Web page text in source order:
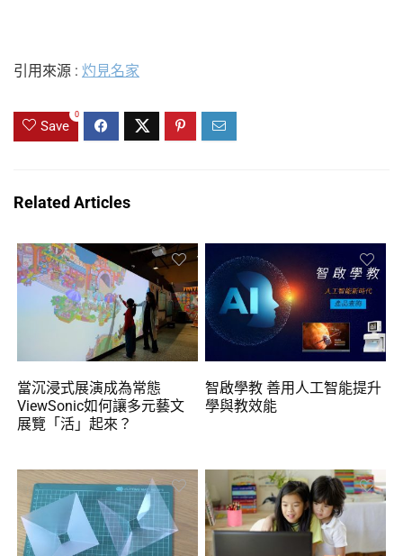
引用來源 : 灼見名家
Save
0
Related Articles
當沉浸式展演成為常態
ViewSonic如何讓多元藝文
展覽「活」起來？
智啟學教 善用人工智能提升
學與教效能